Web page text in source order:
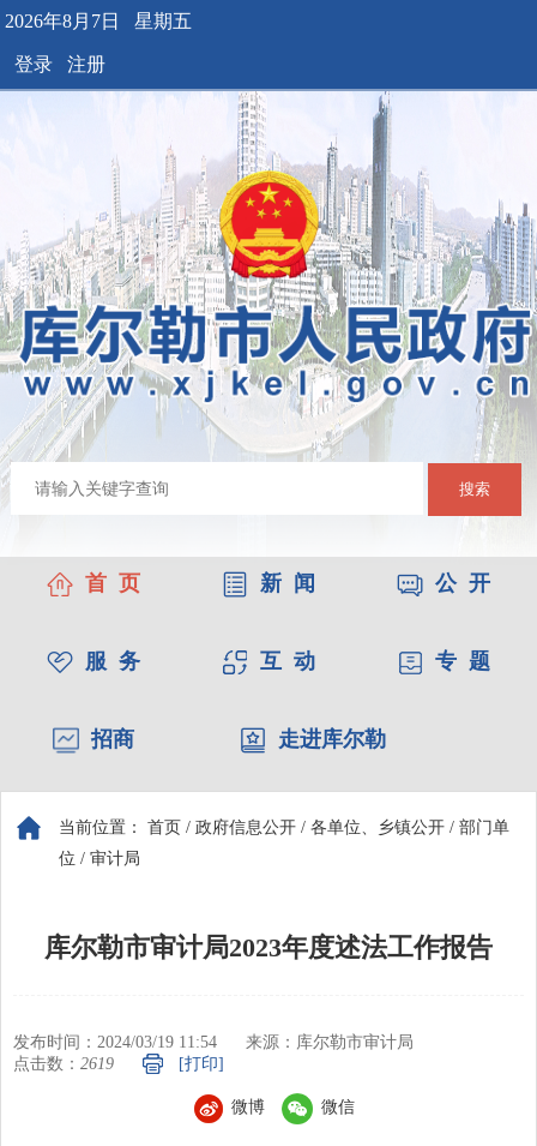
2026年8月7日 星期五
登录 注册
搜索
首 页 新 闻 公 开
服 务 互 动 专 题
招商 走进库尔勒
当前位置： 首页 / 政府信息公开 / 各单位、乡镇公开 / 部门单
位 / 审计局
库尔勒市审计局2023年度述法工作报告
发布时间：2024/03/19 11:54
来源：库尔勒市审计局
点击数： 2619 [打印]
微博 微信